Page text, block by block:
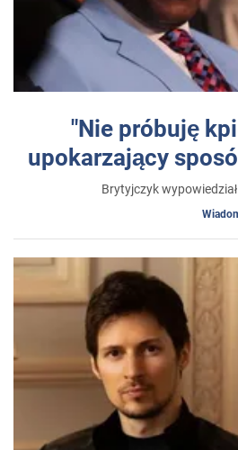
"Nie próbuję
upokarzający
Brytyjczyk